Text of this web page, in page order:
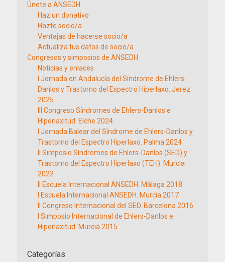
Únete a ANSEDH
Haz un donativo
Hazte socio/a
Ventajas de hacerse socio/a
Actualiza tus datos de socio/a
Congresos y simposios de ANSEDH
Noticias y enlaces
I Jornada en Andalucía del Síndrome de Ehlers-
Danlos y Trastorno del Espectro Hiperlaxo. Jerez
2025
III Congreso Síndromes de Ehlers-Danlos e
Hiperlaxitud. Elche 2024
I Jornada Balear del Síndrome de Ehlers-Danlos y
Trastorno del Espectro Hiperlaxo. Palma 2024
II Simposio Síndromes de Ehlers-Danlos (SED) y
Trastorno del Espectro Hiperlaxo (TEH). Murcia
2022
II Escuela Internacional ANSEDH. Málaga 2018
I Escuela Internacional ANSEDH. Murcia 2017
II Congreso Internacional del SED. Barcelona 2016
I Simposio Internacional de Ehlers-Danlos e
Hiperlaxitud. Murcia 2015
Categorías